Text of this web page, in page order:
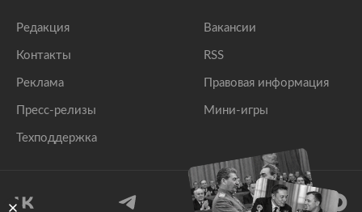
Редакция
Контакты
Реклама
Пресс-релизы
Техподдержка
Вакансии
RSS
Правовая информация
Мини-игры